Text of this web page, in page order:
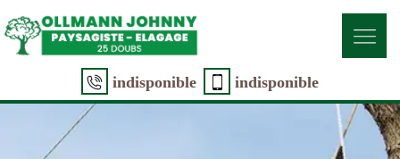
indisponible indisponible